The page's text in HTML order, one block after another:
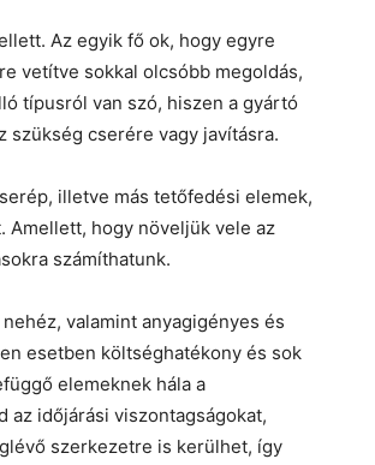
Az egyik fő ok, hogy egyre
vetítve sokkal olcsóbb megoldás,
típusról van szó, hiszen a gyártó
cserére vagy javításra.
illetve más tetőfedési elemek,
hogy növeljük vele az
számíthatunk.
valamint anyagigényes és
esetben költséghatékony és sok
elemeknek hála a
időjárási viszontagságokat,
szerkezetre is kerülhet, így